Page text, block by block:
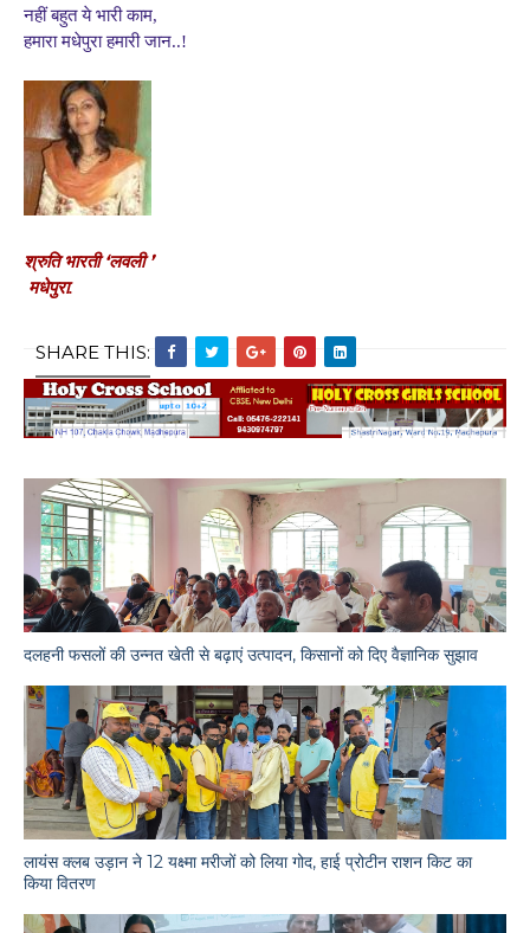
नहीं बहुत ये भारी काम,
हमारा मधेपुरा हमारी जान..!
श्रुति भारती‘लवली’
मधेपुरा.
SHARE THIS:
दलहनी फसलों की उन्नत खेती से बढ़ाएं उत्पादन, किसानों को दिए वैज्ञानिक सुझाव
लायंस क्लब उड़ान ने 12 यक्ष्मा मरीजों को लिया गोद, हाई प्रोटीन राशन किट का
किया वितरण